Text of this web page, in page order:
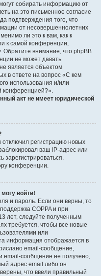
собирать информацию от
на это письменное согласие
подтверждения того, что
от несовершеннолетних
ли это к вам, как к
к самой конференции,
Обратите внимание, что phpBB
не может давать
является объектом
в ответе на вопрос «С кем
использования и/или
конференцией?».
акт не имеет юридической
регистрацию новых
ваш IP-адрес или
зарегистрироваться.
конференции.
войти!
и пароль. Если они верны, то
COPPA и при
лет, следуйте полученным
требуется, чтобы все новые
или
информация отображается в
email-сообщение,
email-сообщение не получено,
адрес email либо он
что ввели правильный